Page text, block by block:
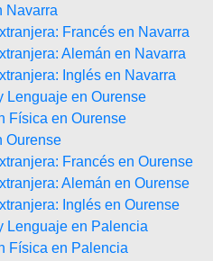
Navarra
Francés en Navarra
Alemán en Navarra
Inglés en Navarra
Lenguaje en Ourense
Física en Ourense
Ourense
Francés en Ourense
Alemán en Ourense
Inglés en Ourense
Lenguaje en Palencia
Física en Palencia